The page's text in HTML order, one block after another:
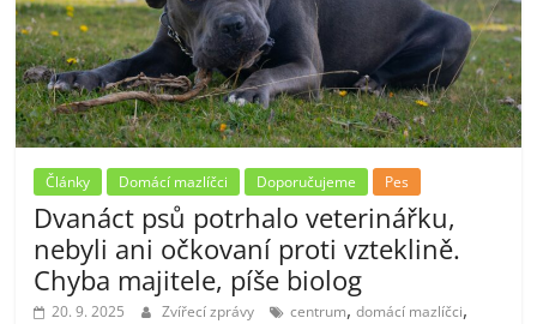
Články Domácí mazlíčci Doporučujeme Pes
Dvanáct psů potrhalo veterinářku,
nebyli ani očkovaní proti vzteklině.
Chyba majitele, píše biolog
20. 9. 2025 Zvířecí zprávy centrum,domácí mazlíčci,